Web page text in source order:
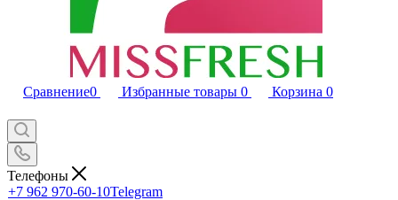
Сравнение0 Избранные товары 0 Корзина 0
Телефоны
+7 962 970-60-10Telegram